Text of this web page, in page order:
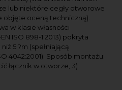
lub niektóre cegły otworowe
objęte oceną techniczną).
w klasie własności
ISO 898-1:2013) pokryta
5 ?m (spełniającą
4042:2001). Sposób montażu:
łącznik w otworze, 3)